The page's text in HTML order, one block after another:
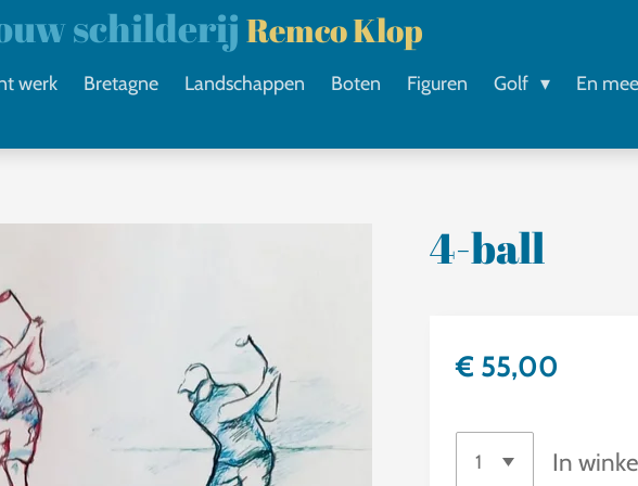
schilderijRemco Klop
werk Bretagne Landschappen Boten Figuren Golf En
4-ball
€ 55,00
In